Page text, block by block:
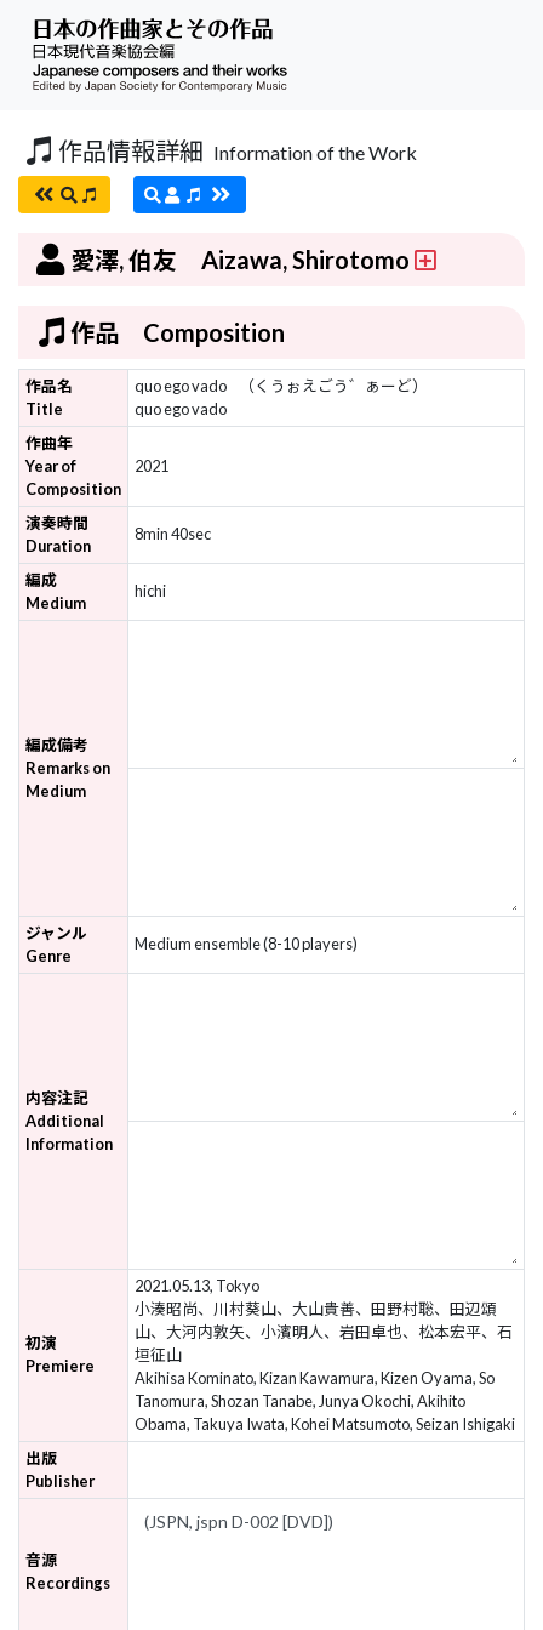
作品情報詳細 Information of the Work
愛澤, 伯友 Aizawa, Shirotomo
作品 Composition
作品名
Title
quo ego vado
（くうぉえごう゛ぁーど）
quo ego vado
作曲年
Year of
Composition
2021
演奏時間
Duration
8min 40sec
編成
Medium
hichi
編成備考
Remarks on
Medium
ジャンル
Genre
Medium ensemble (8-10 players)
内容注記
Additional
Information
初演
Premiere
2021.05.13, Tokyo
小湊昭尚、川村葵山、大山貴善、田野村聡、田辺頌
山、大河内敦矢、小濱明人、岩田卓也、松本宏平、石
垣征山
Akihisa Kominato, Kizan Kawamura, Kizen Oyama, So
Tanomura, Shozan Tanabe, Junya Okochi, Akihito
Obama, Takuya Iwata, Kohei Matsumoto, Seizan Ishigaki
出版
Publisher
音源
Recordings